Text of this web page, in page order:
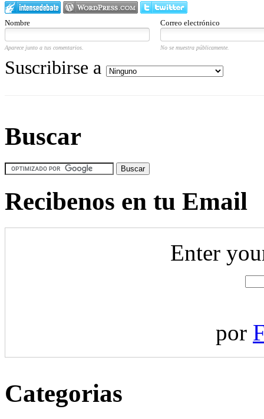
Nombre Correo electrónico
Aparece junto a tus comentarios. No se muestra públicamente.
Suscribirse a
Buscar
Recibenos en tu Email
Enter
por
Categorias